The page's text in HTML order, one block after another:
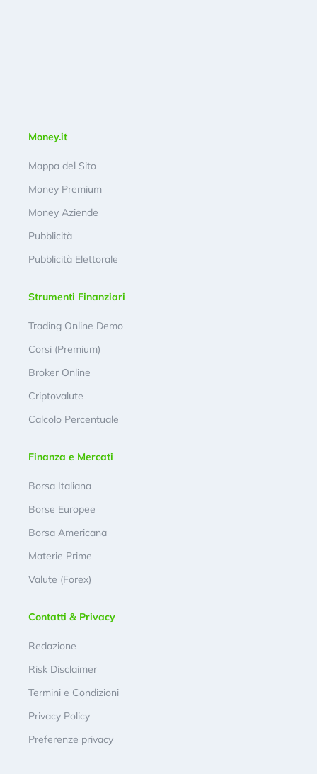
Money.it
Mappa del Sito
Money Premium
Money Aziende
Pubblicità
Pubblicità Elettorale
Strumenti Finanziari
Trading Online Demo
Corsi (Premium)
Broker Online
Criptovalute
Calcolo Percentuale
Finanza e Mercati
Borsa Italiana
Borse Europee
Borsa Americana
Materie Prime
Valute (Forex)
Contatti & Privacy
Redazione
Risk Disclaimer
Termini e Condizioni
Privacy Policy
Preferenze privacy